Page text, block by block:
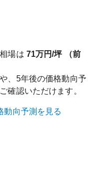
場は 71万円/坪 （前
、5年後の価格動向予
確認いただけます。
動向予測を見る